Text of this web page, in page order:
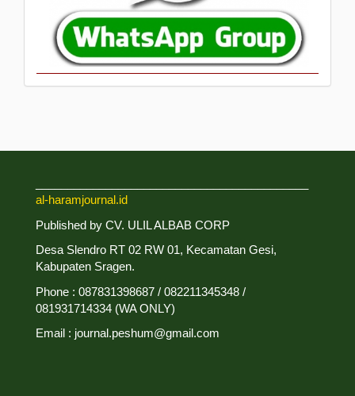
al-haramjournal.id
Published by CV. ULIL ALBAB CORP
Desa Slendro RT 02 RW 01, Kecamatan Gesi,
Kabupaten Sragen.
Phone : 087831398687 / 082211345348 /
081931714334 (WA ONLY)
Email : journal.peshum@gmail.com